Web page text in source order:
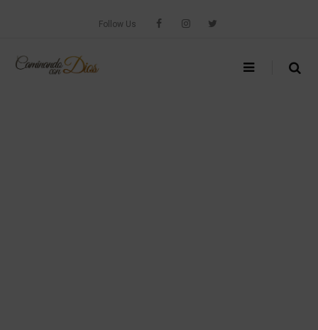
Follow Us